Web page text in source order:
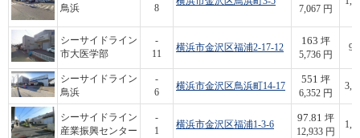
鳥浜
8
7,067 円
シーサイドライン
市大医学部
-
11
横浜市金沢区福浦2-17-12
163 坪
5,736 円
シーサイドライン
鳥浜
-
6
横浜市金沢区鳥浜町14-17
551 坪
6,352 円
シーサイドライン
産業振興センター
-
1
横浜市金沢区福浦1-3-6
97.81 坪
12,933 円